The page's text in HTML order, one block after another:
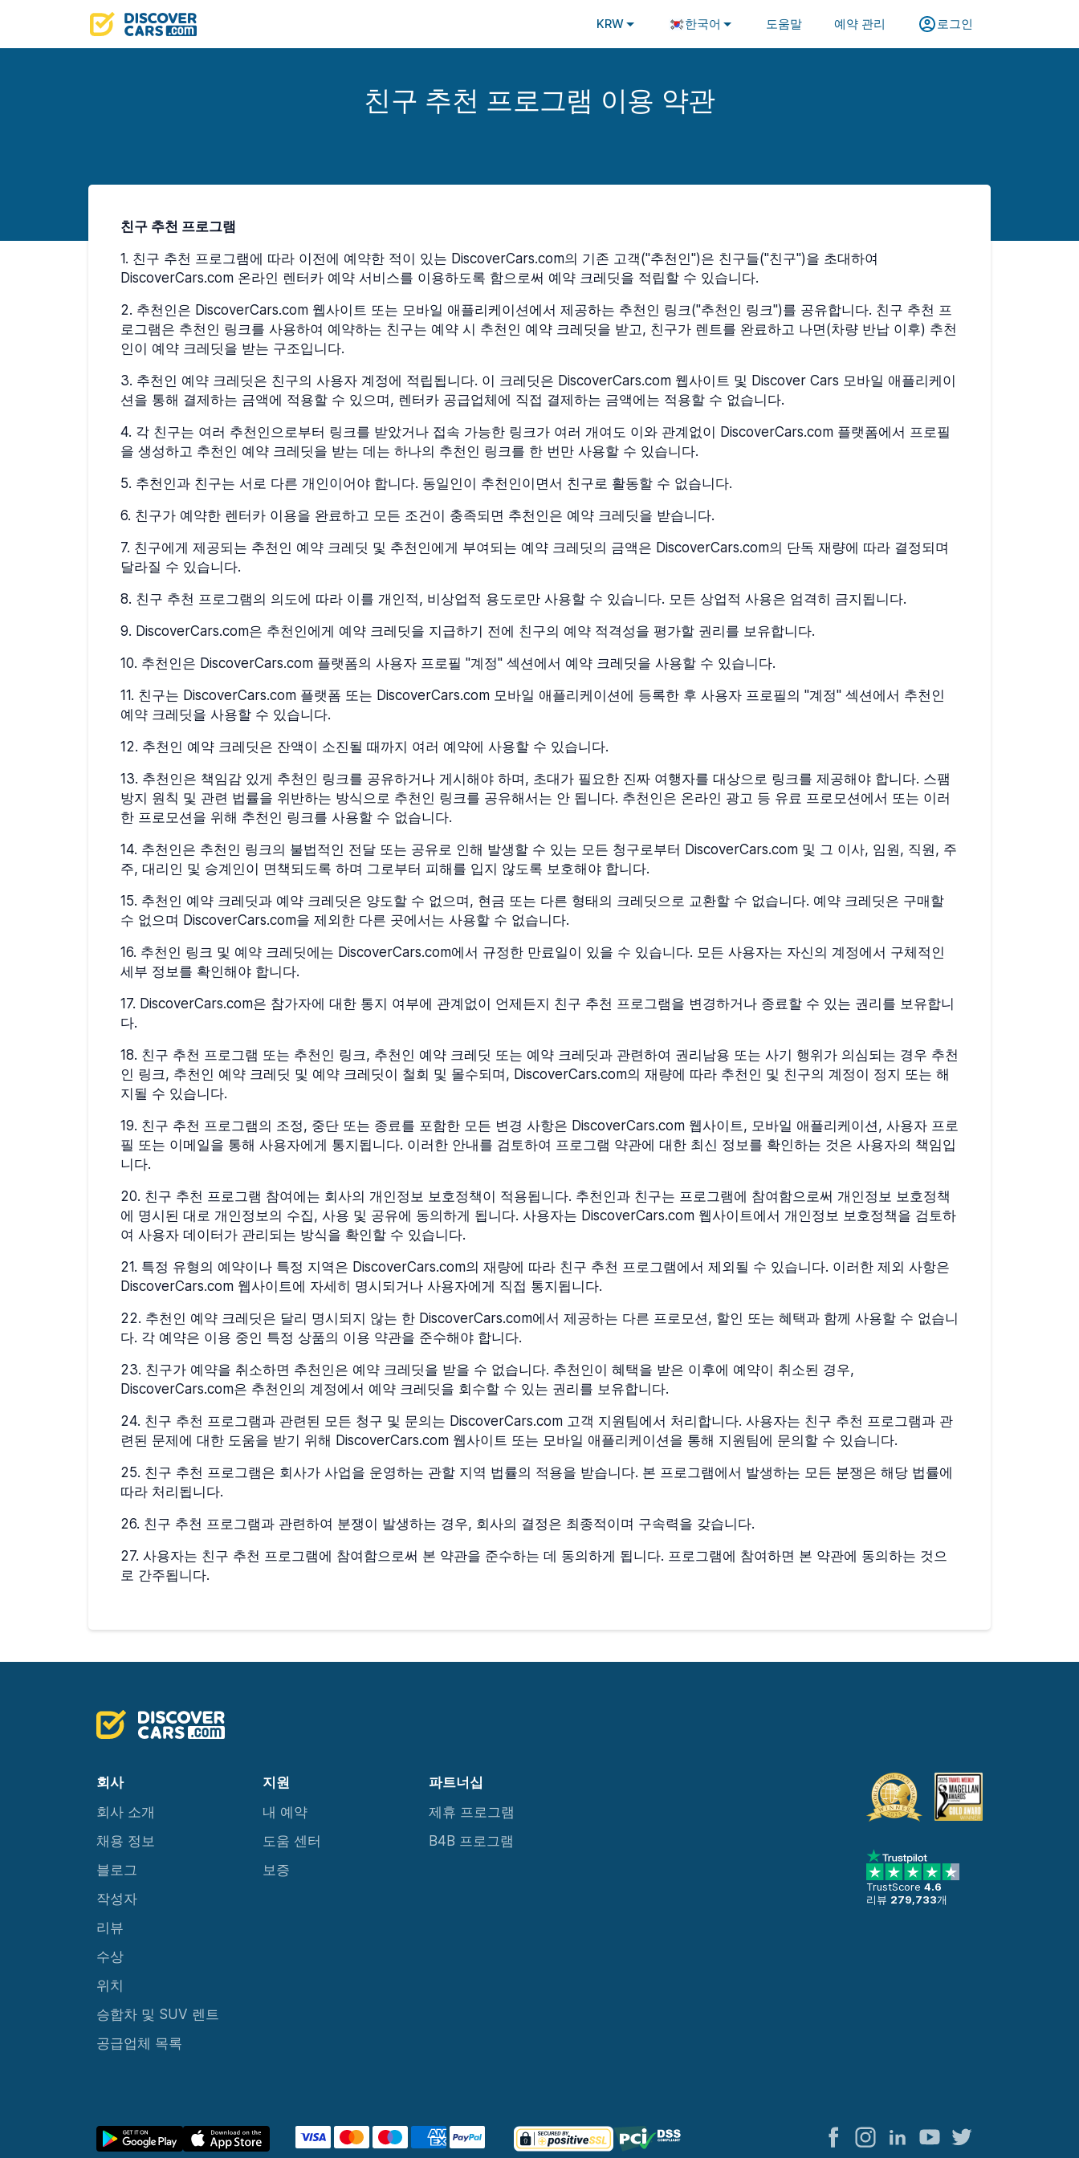
KRW 한국어 도움말 예약 관리 로그인
친구 추천 프로그램 이용 약관
친구 추천 프로그램
1. 친구 추천 프로그램에 따라 이전에 예약한 적이 있는 DiscoverCars.com의 기존 고객("추천인")은 친구들("친구")을 초대하여
DiscoverCars.com 온라인 렌터카 예약 서비스를 이용하도록 함으로써 예약 크레딧을 적립할 수 있습니다.
2. 추천인은 DiscoverCars.com 웹사이트 또는 모바일 애플리케이션에서 제공하는 추천인 링크("추천인 링크")를 공유합니다. 친구 추천 프
로그램은 추천인 링크를 사용하여 예약하는 친구는 예약 시 추천인 예약 크레딧을 받고, 친구가 렌트를 완료하고 나면(차량 반납 이후) 추천
인이 예약 크레딧을 받는 구조입니다.
3. 추천인 예약 크레딧은 친구의 사용자 계정에 적립됩니다. 이 크레딧은 DiscoverCars.com 웹사이트 및 Discover Cars 모바일 애플리케이
션을 통해 결제하는 금액에 적용할 수 있으며, 렌터카 공급업체에 직접 결제하는 금액에는 적용할 수 없습니다.
4. 각 친구는 여러 추천인으로부터 링크를 받았거나 접속 가능한 링크가 여러 개여도 이와 관계없이 DiscoverCars.com 플랫폼에서 프로필
을 생성하고 추천인 예약 크레딧을 받는 데는 하나의 추천인 링크를 한 번만 사용할 수 있습니다.
5. 추천인과 친구는 서로 다른 개인이어야 합니다. 동일인이 추천인이면서 친구로 활동할 수 없습니다.
6. 친구가 예약한 렌터카 이용을 완료하고 모든 조건이 충족되면 추천인은 예약 크레딧을 받습니다.
7. 친구에게 제공되는 추천인 예약 크레딧 및 추천인에게 부여되는 예약 크레딧의 금액은 DiscoverCars.com의 단독 재량에 따라 결정되며
달라질 수 있습니다.
8. 친구 추천 프로그램의 의도에 따라 이를 개인적, 비상업적 용도로만 사용할 수 있습니다. 모든 상업적 사용은 엄격히 금지됩니다.
9. DiscoverCars.com은 추천인에게 예약 크레딧을 지급하기 전에 친구의 예약 적격성을 평가할 권리를 보유합니다.
10. 추천인은 DiscoverCars.com 플랫폼의 사용자 프로필 "계정" 섹션에서 예약 크레딧을 사용할 수 있습니다.
11. 친구는 DiscoverCars.com 플랫폼 또는 DiscoverCars.com 모바일 애플리케이션에 등록한 후 사용자 프로필의 "계정" 섹션에서 추천인
예약 크레딧을 사용할 수 있습니다.
12. 추천인 예약 크레딧은 잔액이 소진될 때까지 여러 예약에 사용할 수 있습니다.
13. 추천인은 책임감 있게 추천인 링크를 공유하거나 게시해야 하며, 초대가 필요한 진짜 여행자를 대상으로 링크를 제공해야 합니다. 스팸
방지 원칙 및 관련 법률을 위반하는 방식으로 추천인 링크를 공유해서는 안 됩니다. 추천인은 온라인 광고 등 유료 프로모션에서 또는 이러
한 프로모션을 위해 추천인 링크를 사용할 수 없습니다.
14. 추천인은 추천인 링크의 불법적인 전달 또는 공유로 인해 발생할 수 있는 모든 청구로부터 DiscoverCars.com 및 그 이사, 임원, 직원, 주
주, 대리인 및 승계인이 면책되도록 하며 그로부터 피해를 입지 않도록 보호해야 합니다.
15. 추천인 예약 크레딧과 예약 크레딧은 양도할 수 없으며, 현금 또는 다른 형태의 크레딧으로 교환할 수 없습니다. 예약 크레딧은 구매할
수 없으며 DiscoverCars.com을 제외한 다른 곳에서는 사용할 수 없습니다.
16. 추천인 링크 및 예약 크레딧에는 DiscoverCars.com에서 규정한 만료일이 있을 수 있습니다. 모든 사용자는 자신의 계정에서 구체적인
세부 정보를 확인해야 합니다.
17. DiscoverCars.com은 참가자에 대한 통지 여부에 관계없이 언제든지 친구 추천 프로그램을 변경하거나 종료할 수 있는 권리를 보유합니
다.
18. 친구 추천 프로그램 또는 추천인 링크, 추천인 예약 크레딧 또는 예약 크레딧과 관련하여 권리남용 또는 사기 행위가 의심되는 경우 추천
인 링크, 추천인 예약 크레딧 및 예약 크레딧이 철회 및 몰수되며, DiscoverCars.com의 재량에 따라 추천인 및 친구의 계정이 정지 또는 해
지될 수 있습니다.
19. 친구 추천 프로그램의 조정, 중단 또는 종료를 포함한 모든 변경 사항은 DiscoverCars.com 웹사이트, 모바일 애플리케이션, 사용자 프로
필 또는 이메일을 통해 사용자에게 통지됩니다. 이러한 안내를 검토하여 프로그램 약관에 대한 최신 정보를 확인하는 것은 사용자의 책임입
니다.
20. 친구 추천 프로그램 참여에는 회사의 개인정보 보호정책이 적용됩니다. 추천인과 친구는 프로그램에 참여함으로써 개인정보 보호정책
에 명시된 대로 개인정보의 수집, 사용 및 공유에 동의하게 됩니다. 사용자는 DiscoverCars.com 웹사이트에서 개인정보 보호정책을 검토하
여 사용자 데이터가 관리되는 방식을 확인할 수 있습니다.
21. 특정 유형의 예약이나 특정 지역은 DiscoverCars.com의 재량에 따라 친구 추천 프로그램에서 제외될 수 있습니다. 이러한 제외 사항은
DiscoverCars.com 웹사이트에 자세히 명시되거나 사용자에게 직접 통지됩니다.
22. 추천인 예약 크레딧은 달리 명시되지 않는 한 DiscoverCars.com에서 제공하는 다른 프로모션, 할인 또는 혜택과 함께 사용할 수 없습니
다. 각 예약은 이용 중인 특정 상품의 이용 약관을 준수해야 합니다.
23. 친구가 예약을 취소하면 추천인은 예약 크레딧을 받을 수 없습니다. 추천인이 혜택을 받은 이후에 예약이 취소된 경우,
DiscoverCars.com은 추천인의 계정에서 예약 크레딧을 회수할 수 있는 권리를 보유합니다.
24. 친구 추천 프로그램과 관련된 모든 청구 및 문의는 DiscoverCars.com 고객 지원팀에서 처리합니다. 사용자는 친구 추천 프로그램과 관
련된 문제에 대한 도움을 받기 위해 DiscoverCars.com 웹사이트 또는 모바일 애플리케이션을 통해 지원팀에 문의할 수 있습니다.
25. 친구 추천 프로그램은 회사가 사업을 운영하는 관할 지역 법률의 적용을 받습니다. 본 프로그램에서 발생하는 모든 분쟁은 해당 법률에
따라 처리됩니다.
26. 친구 추천 프로그램과 관련하여 분쟁이 발생하는 경우, 회사의 결정은 최종적이며 구속력을 갖습니다.
27. 사용자는 친구 추천 프로그램에 참여함으로써 본 약관을 준수하는 데 동의하게 됩니다. 프로그램에 참여하면 본 약관에 동의하는 것으
로 간주됩니다.
회사 지원 파트너십
TrustScore 4.6
리뷰 279,733개